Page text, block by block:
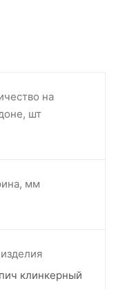
с минимальными
на
шт
мм
клинкерный